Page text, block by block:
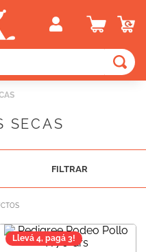
SECAS
FILTRAR
Llevá 4, pagá 3!